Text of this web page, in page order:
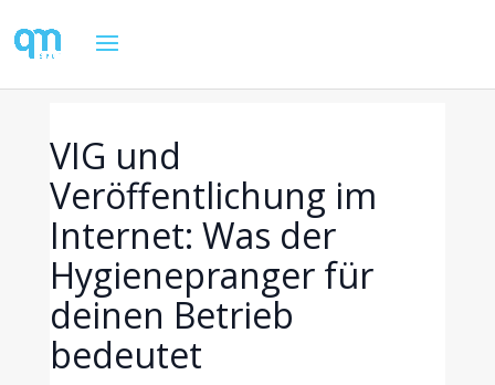
VIG und
Veröffentlichung im
Internet: Was der
Hygienepranger für
deinen Betrieb
bedeutet